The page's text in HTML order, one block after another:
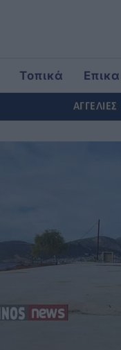
Τοπικά
Around TheΑΓΓΕΛΙΕΣ